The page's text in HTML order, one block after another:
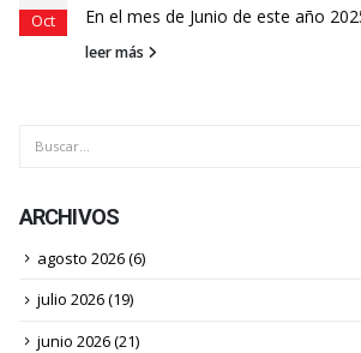
Oct
En el mes de Junio de este año
leer más
ARCHIVOS
agosto 2026(6)
julio 2026(19)
junio 2026(21)